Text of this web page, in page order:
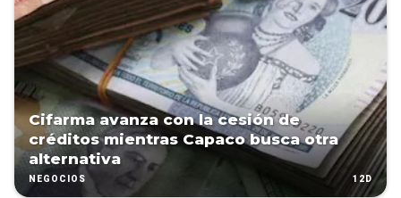
Cifarma avanza con la cesión de
créditos mientras Capaco busca otra
alternativa
NEGOCIOS 12D